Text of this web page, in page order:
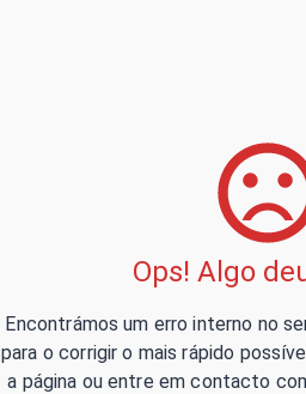
Ops! Algo
Encontrámos um erro interno no
para o corrigir o mais rápido
a página ou entre em contacto